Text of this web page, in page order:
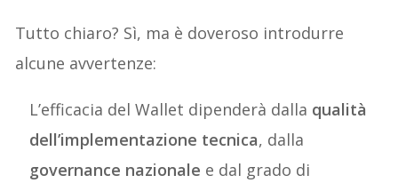
Tutto chiaro? Sì, ma è doveroso introdurre
alcune avvertenze:
L’efficacia del Wallet dipenderà dalla qualità
dell’implementazione tecnica, dalla
governance nazionale e dal grado di